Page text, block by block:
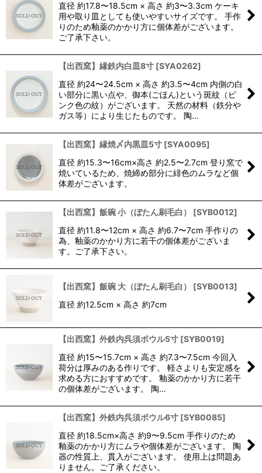
直径 約17.8〜18.5cm × 高さ 約3〜3.3cm ケーキ
用や取り皿としても使いやすいサイズです。 手作
りのため釉薬のかかり方に個体差がございます。
ご了承下さい。
【出西窯】縁鉄内白皿8寸 [SYA0262]
直径 約24〜24.5cm × 高さ 約3.5〜4cm 内側の白
い部分に黒い点や、御本(ごほん)という斑紋（ピ
ンク色の紋）がございます。 天然の材料（鉄分や
ガス等）により生じたものです。 陶…
【出西窯】縁焼〆内黒皿5寸 [SYA0095]
直径 約15.3〜16cm×高さ 約2.5〜2.7cm 登り窯で
焼いているため、焼締め部分に緋色のムラなど個
体差がございます。
【出西窯】飯碗 小（ぼたん刷毛白） [SYB0012]
直径 約11.8〜12cm × 高さ 約6.7〜7cm 手作りの
為、釉薬のかかり方に若干の個体差がございま
す。ご了承下さい。
【出西窯】飯碗 大（ぼたん刷毛白） [SYB0013]
直径 約12.5cm × 高さ 約7cm
【出西窯】外鉄内呉須ボウル5寸 [SYB0019]
直径 約15〜15.7cm × 高さ 約7.3〜7.5cm 今回入
荷分は厚みのある作りです。 軽さよりも安定感を
求める方におすすめです。 釉薬のかかり方に若干
の個体差がございます。 陶…
【出西窯】外鉄内呉須ボウル6寸 [SYB0085]
直径 約18.5cm×高さ 約9〜9.5cm 手作りのため
釉薬のかかり方にムラや個体差がございます。 陶
器の性質上、貫入がございます。 使用上は問題あ
りません。ご了承ください。